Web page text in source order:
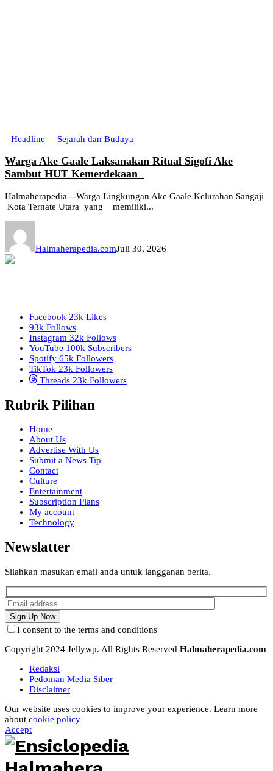
Headline Sejarah dan Budaya
Warga Ake Gaale Laksanakan Ritual Sigofi Ake
Sambut HUT Kemerdekaan
Halmaherapedia---Warga Lingkungan Ake Gaale Kelurahan Sangaji
Kota Ternate Utara yang memiliki...
Halmaherapedia.comJuli 30, 2026
Facebook 23k Likes
93k Follows
Instagram 32k Follows
YouTube 100k Subscribers
Spotify 65k Followers
TikTok 23k Followers
Threads 23k Followers
Rubrik Pilihan
Home
About Us
Advertise With Us
Submit a News Tip
Contact
Culture
Entertainment
Subscription Plans
My account
Technology
Newslatter
Silahkan masukan email anda untuk langganan berita.
I consent to the terms and conditions
Copyright 2024 Jellywp. All Rights Reserved Halmaherapedia.com
Redaksi
Pedoman Media Siber
Disclaimer
Our website uses cookies to improve your experience. Learn more
about cookie policy
Accept